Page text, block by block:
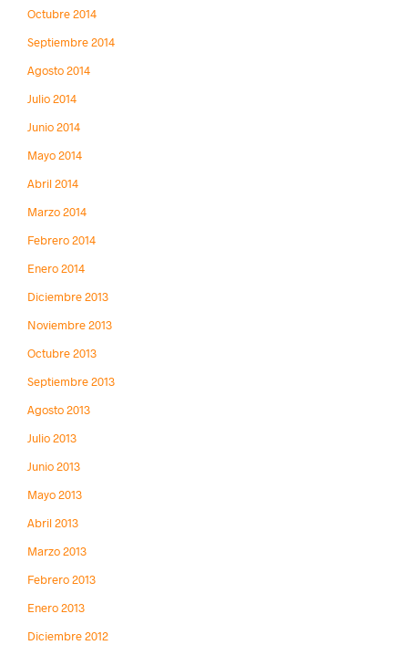
Octubre 2014
Septiembre 2014
Agosto 2014
Julio 2014
Junio 2014
Mayo 2014
Abril 2014
Marzo 2014
Febrero 2014
Enero 2014
Diciembre 2013
Noviembre 2013
Octubre 2013
Septiembre 2013
Agosto 2013
Julio 2013
Junio 2013
Mayo 2013
Abril 2013
Marzo 2013
Febrero 2013
Enero 2013
Diciembre 2012